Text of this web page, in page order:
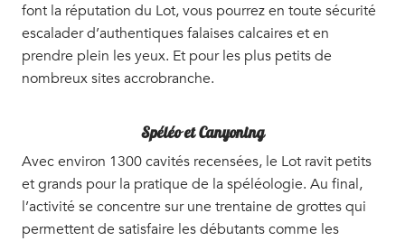
font la réputation du Lot, vous pourrez en toute sécurité
escalader d’authentiques falaises calcaires et en
prendre plein les yeux. Et pour les plus petits de
nombreux sites accrobranche.
Spéléo et Canyoning
Avec environ 1300 cavités recensées, le Lot ravit petits
et grands pour la pratique de la spéléologie. Au final,
l’activité se concentre sur une trentaine de grottes qui
permettent de satisfaire les débutants comme les